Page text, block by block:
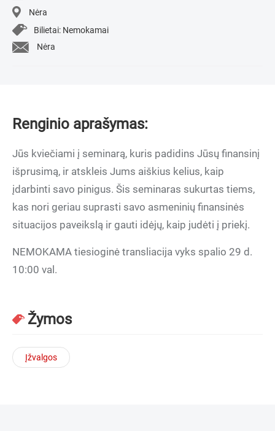
Nėra
Bilietai: Nemokamai
Nėra
Renginio aprašymas:
Jūs kviečiami į seminarą, kuris padidins Jūsų finansinį
išprusimą, ir atskleis Jums aiškius kelius, kaip
įdarbinti savo pinigus. Šis seminaras sukurtas tiems,
kas nori geriau suprasti savo asmeninių finansinės
situacijos paveikslą ir gauti idėjų, kaip judėti į priekį.
NEMOKAMA tiesioginė transliacija vyks spalio 29 d.
10:00 val.
Žymos
Įžvalgos